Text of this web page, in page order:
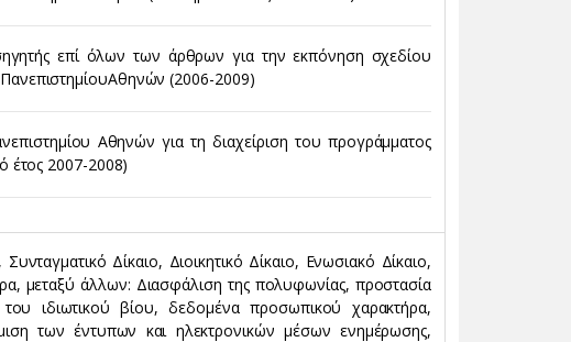
επί όλων των άρθρων για την εκπόνηση σχεδίου
(2006-2009)
Αθηνών για τη διαχείριση του προγράμματος
έτος 2007-2008)
Δίκαιο, Διοικητικό Δίκαιο, Ενωσιακό Δίκαιο,
μεταξύ άλλων: Διασφάλιση της πολυφωνίας, προστασία
του ιδιωτικού βίου, δεδομένα προσωπικού χαρακτήρα,
των έντυπων και ηλεκτρονικών μέσων ενημέρωσης,